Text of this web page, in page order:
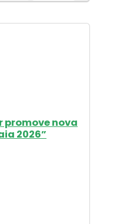
promove nova
2026”